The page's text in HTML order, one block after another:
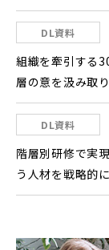
DL資料
組織を牽引する
層の意を汲み取
DL資料
階層別研修で実
う人材を戦略的